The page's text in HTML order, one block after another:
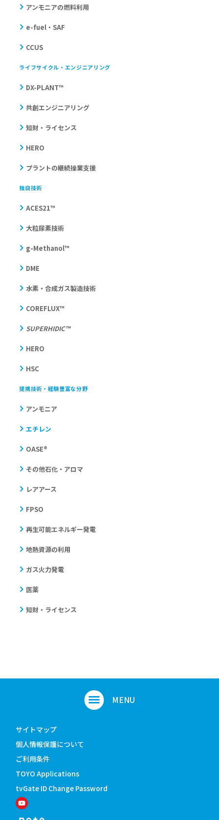
アンモニアの燃料利用
e-fuel・SAF
CCUS
ライフサイクル・エンジニアリング
DX-PLANT™
共創エンジニアリング
知財・ライセンス
HERO
プラントの継続操業支援
独自技術
ACES21™
大粒尿素技術
g-Methanol™
DME
水素・合成ガス製造技術
COREFLUX™
SUPERHIDIC™
HERO
HSC
提携技術・経験豊富な分野
アンモニア
エチレン
OASE®
その他石化・アロマ
レアアース
FPSO
再生可能エネルギー発電
地熱資源の利用
ガス火力発電
医薬
知財・ライセンス
サイトマップ
個人情報保護について
ご利用条件
TOYO Applications
tvGate ID Change Password